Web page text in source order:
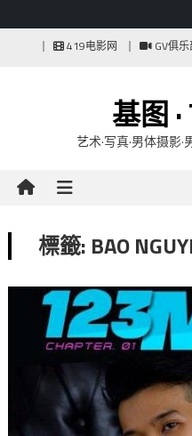
419电影网 GV俱
基图
艺术·写真·男体摄影·
標籤: BAO